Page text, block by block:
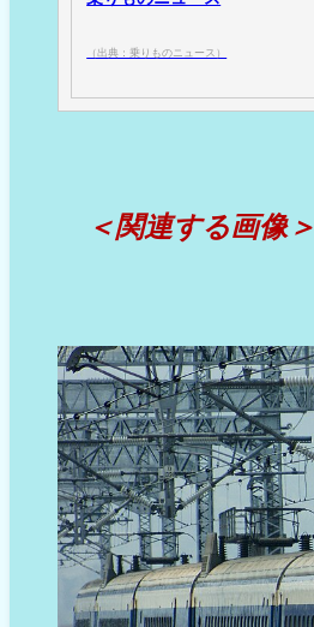
（出典：乗りものニュース）
＜関連する画像＞